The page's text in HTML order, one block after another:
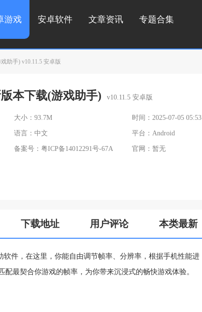
游戏 安卓软件 文章资讯 专题合集
助手) v10.11.5 安卓版
本下载(游戏助手) v10.11.5 安卓版
大小：93.7M 时间：2025-07-05 05:53
语言：中文 平台：Android
备案号：粤ICP备14012291号-67A 官网：暂无
下载地址 用户评论 本类最新
件，在这里，你能自由调节帧率、分辨率，根据手机性能进
最契合你游戏的帧率，为你带来沉浸式的畅快游戏体验。